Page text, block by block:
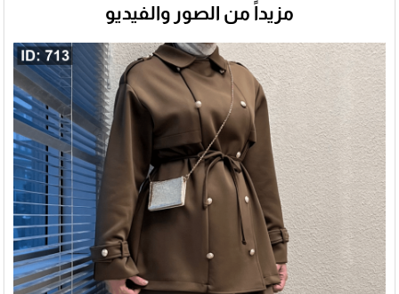
مزيداً من الصور والفيديو